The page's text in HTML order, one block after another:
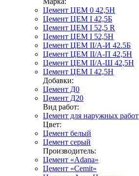
Цемент ЦЕМ 0 42,5Н
Цемент ЦЕМ I 42,5Б
Цемент ЦЕМ I 52,5 R
Цемент ЦЕМ I 52,5Н
Цемент ЦЕМ II/А-И 42.5Б
Цемент ЦЕМ II/А-П 42,5Н
Цемент ЦЕМ II/А-Ш 42,5Н
Цемент ЦЕМ I 42,5Н
Добавки:
Цемент Д0
Цемент Д20
Вид работ:
Цемент для наружных работ
Цвет:
Цемент белый
Цемент серый
Производитель:
Цемент «Adana»
Цемент «Cemit»